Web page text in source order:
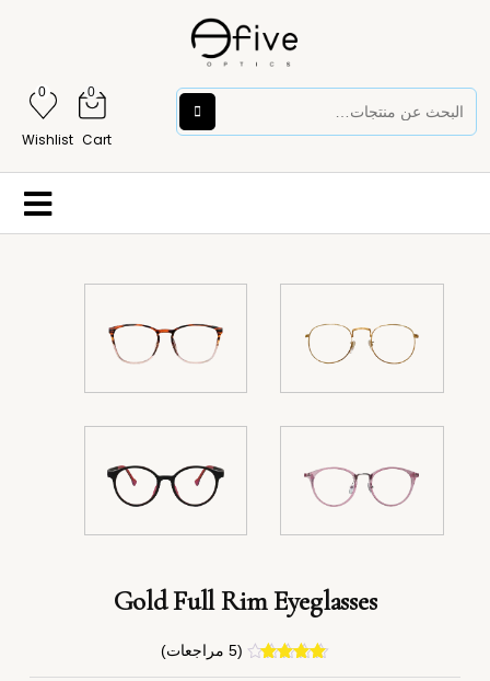
0
Cart
0
Wishlist
Gold Full Rim Eyeglasses
تم التقييم
4
(
5 مراجعات)